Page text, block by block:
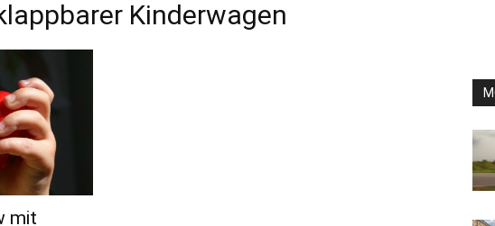
Kinderwagen
mit